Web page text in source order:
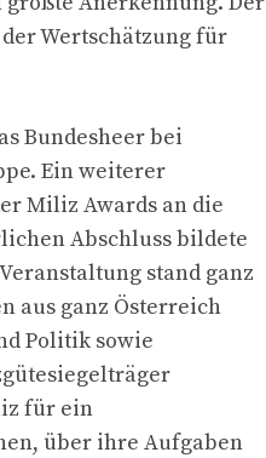
Wertschätzung für
Bundesheer bei
Ein weiterer
Miliz Awards an die
Abschluss bildete
stand ganz
aus ganz Österreich
Politik sowie
für ein
über ihre Aufgaben